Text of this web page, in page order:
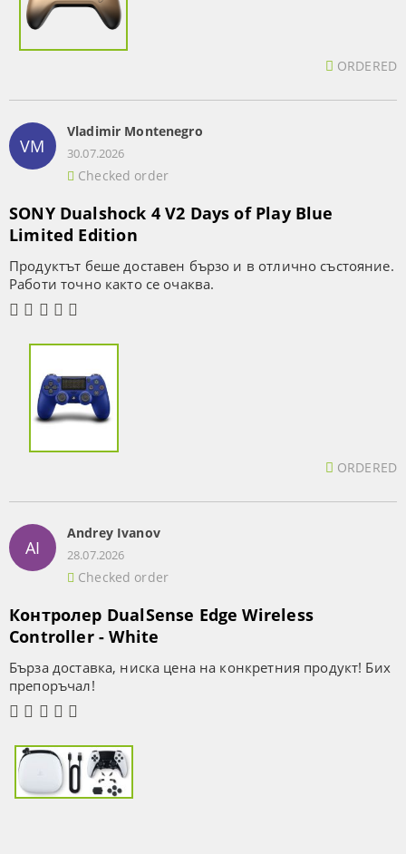
ORDERED
VM
Vladimir Montenegro
30.07.2026
Checked order
SONY Dualshock 4 V2 Days of Play Blue
Limited Edition
Продуктът беше доставен бързо и в отлично състояние.
Работи точно както се очаква.
ORDERED
AI
Andrey Ivanov
28.07.2026
Checked order
Контролер DualSense Edge Wireless
Controller - White
Бърза доставка, ниска цена на конкретния продукт! Бих
препоръчал!